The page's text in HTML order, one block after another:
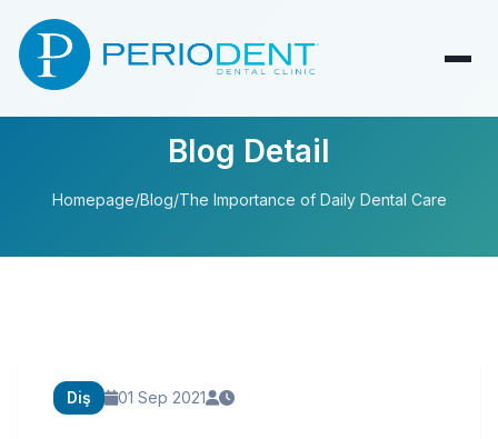
Blog Detail
Homepage/Blog/The Importance of Daily Dental Care
Diş 01 Sep 2021